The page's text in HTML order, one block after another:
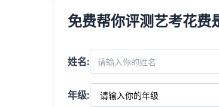
免费帮你评测艺考花费
姓名:
年级: